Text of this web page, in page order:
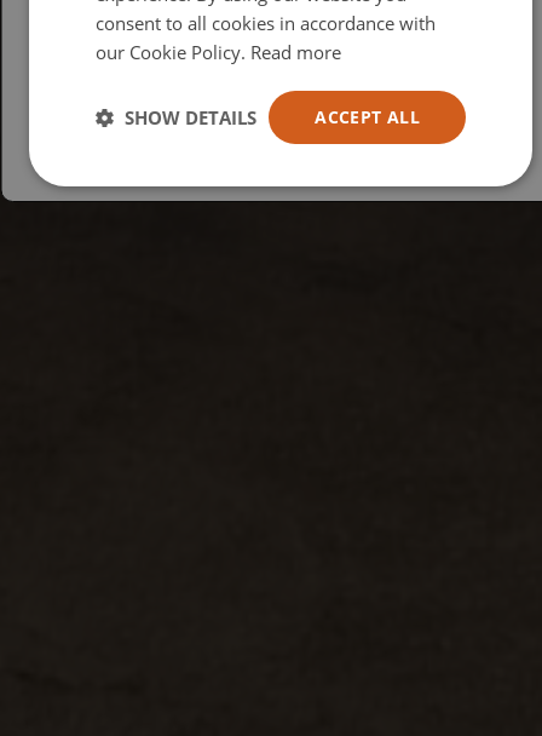
USA
Español
consent to all cookies in accordance with
our Cookie Policy. Read more
ACCEPT ALL
SHOW DETAILS